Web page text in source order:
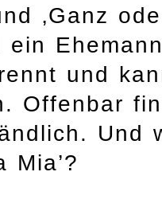
‚Ganz
ein
und
Offenbar
Und
Mia’?